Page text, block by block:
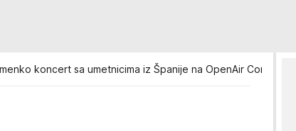
koncert sa umetnicima iz Španije na OpenAir Corner-u